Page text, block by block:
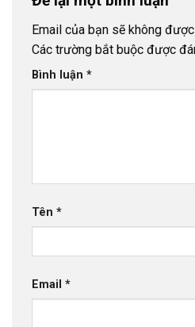
Email của bạn sẽ không
Các trường bắt buộc được
Bình luận *
Tên *
Email *